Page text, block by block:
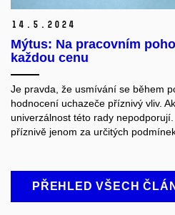
14. 5. 2024
Mýtus: Na pracovním
každou cenu
Je pravda, že usmívání se během
hodnocení uchazeče příznivý vliv.
univerzálnost této rady
příznivě jenom za určitých
PŘEHLED VŠECH